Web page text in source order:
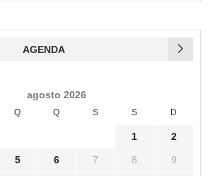
AGENDA
agosto 2026
Q Q S S D
1 2
5 6 7 8 9